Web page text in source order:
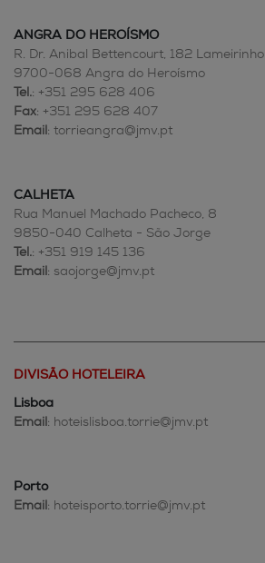
ANGRA DO HEROÍSMO
R. Dr. Anibal Bettencourt, 182 Lameirinho
9700-068 Angra do Heroísmo
Tel.: +351 295 628 406
Fax: +351 295 628 407
Email: torrieangra@jmv.pt
CALHETA
Rua Manuel Machado Pacheco, 8
9850-040 Calheta - São Jorge
Tel.: +351 919 145 136
Email: saojorge@jmv.pt
DIVISÃO HOTELEIRA
Lisboa
Email: hoteislisboa.torrie@jmv.pt
Porto
Email: hoteisporto.torrie@jmv.pt